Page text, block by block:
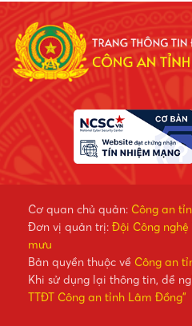
Cơ quan chủ quản: Công an
Đơn vị quản trị: Đội Công
mưu
Bản quyền thuộc về Công an
Khi sử dụng lại thông tin, đề
TTĐT Công an tỉnh Lâm Đồng"